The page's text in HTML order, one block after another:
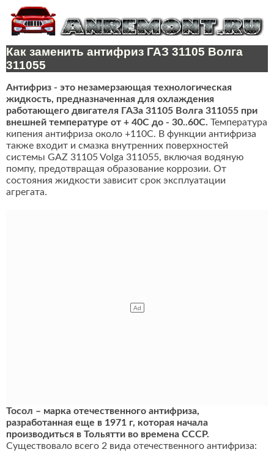
Как заменить антифриз ГАЗ 31105 Волга
311055
Антифриз - это незамерзающая технологическая
жидкость, предназначенная для охлаждения
работающего двигателя ГАЗа 31105 Волга 311055 при
внешней температуре от + 40C до - 30..60C. Температура
кипения антифриза около +110С. В функции антифриза
также входит и смазка внутренних поверхностей
системы GAZ 31105 Volga 311055, включая водяную
помпу, предотвращая образование коррозии. От
состояния жидкости зависит срок эксплуатации
агрегата.
Тосол – марка отечественного антифриза,
разработанная еще в 1971 г, которая начала
производиться в Тольятти во времена СССР.
Существовало всего 2 вида отечественного антифриза: